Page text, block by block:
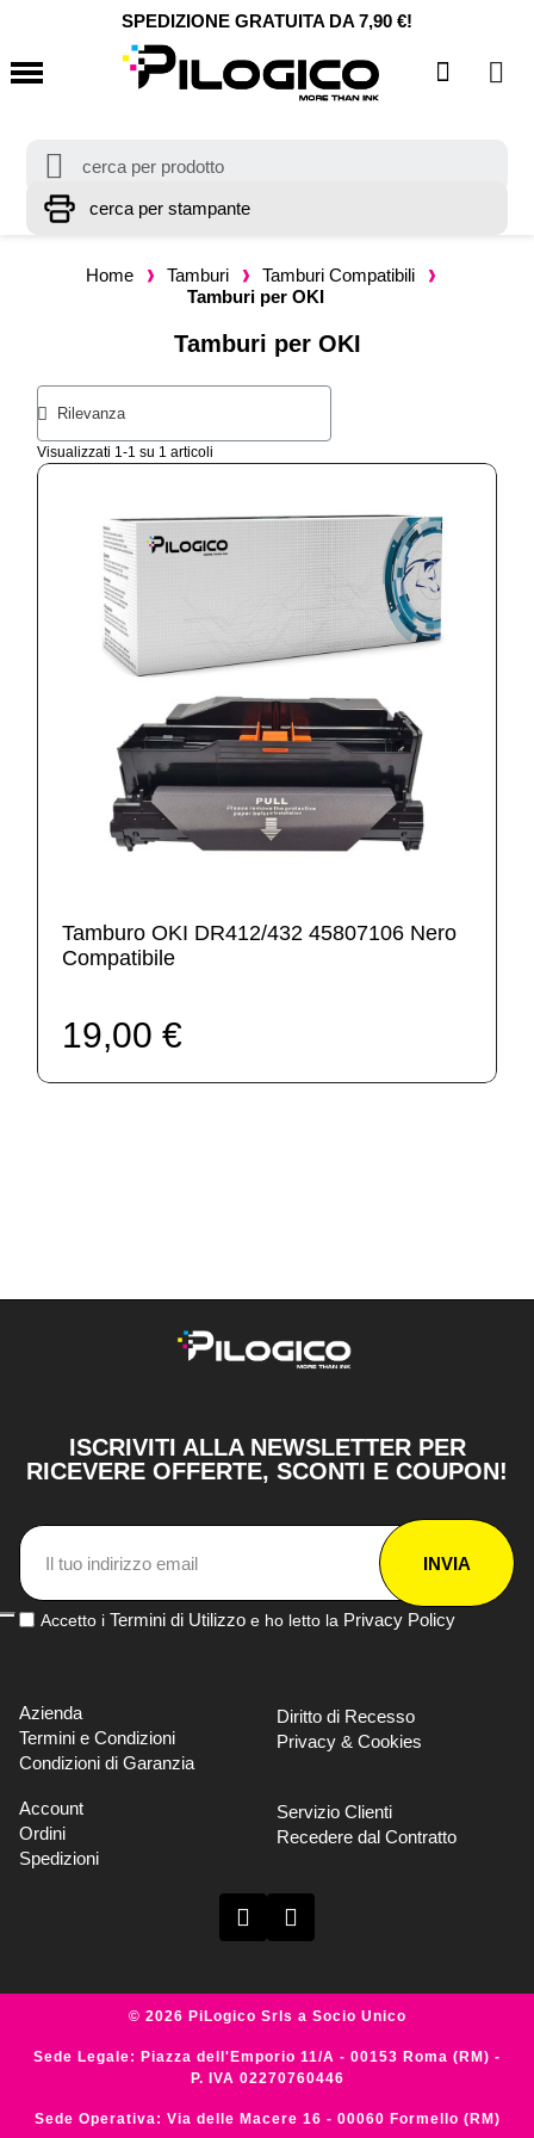
SPEDIZIONE GRATUITA DA 7,90 €!
Home Tamburi
Tamburi Compatibili
Tamburi per OKI
Tamburi per OKI
Visualizzati 1-1 su 1 articoli
Tamburo OKI DR412/432 45807106 Nero
Compatibile
19,00 €
ISCRIVITI ALLA NEWSLETTER PER
RICEVERE OFFERTE, SCONTI E COUPON!
INVIA
Accetto i Termini di Utilizzo e ho letto la Privacy Policy
Azienda
Termini e Condizioni
Condizioni di Garanzia
Diritto di Recesso
Privacy & Cookies
Account
Ordini
Spedizioni
Servizio Clienti
Recedere dal Contratto
© 2026 PiLogico Srls a Socio Unico
Sede Legale: Piazza dell'Emporio 11/A - 00153 Roma (RM) -
P. IVA 02270760446
Sede Operativa: Via delle Macere 16 - 00060 Formello (RM)